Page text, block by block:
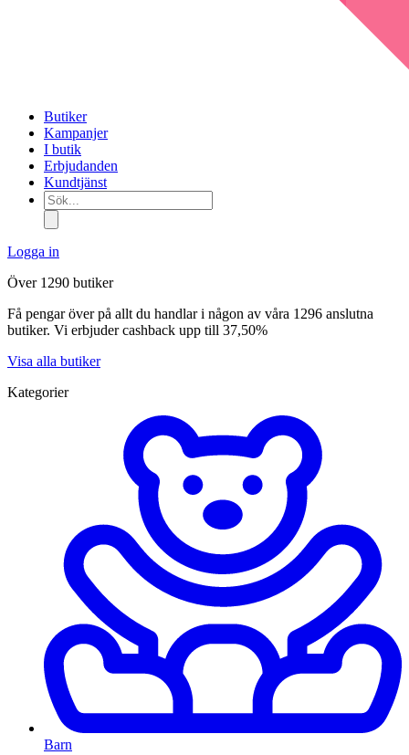
Butiker
Kampanjer
I butik
Erbjudanden
Kundtjänst
Sök...
Logga in
Över 1290 butiker
Få pengar över på allt du handlar i någon av våra 1296 anslutna
butiker. Vi erbjuder cashback upp till 37,50%
Visa alla butiker
Kategorier
Barn